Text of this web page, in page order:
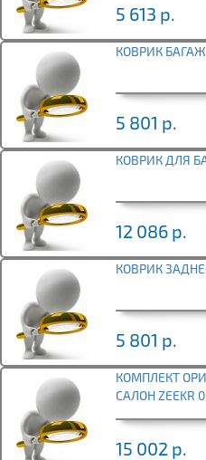
5 613 р.
КОВРИК
5 801 р.
КОВРИК ДЛЯ
12 086 р.
КОВРИК
5 801 р.
КОМПЛЕКТ
САЛОН ZEEKR
15 002 р.